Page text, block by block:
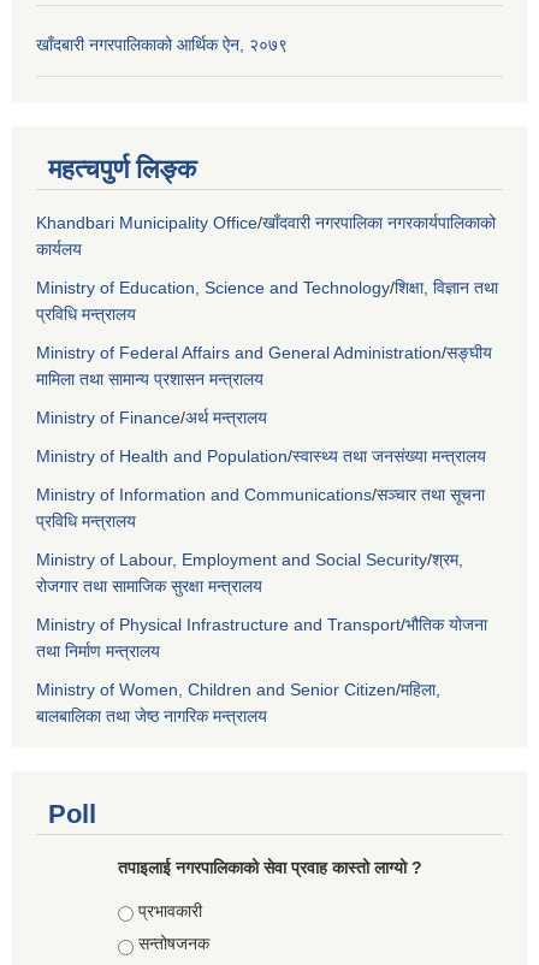
खाँदबारी नगरपालिकाको आर्थिक ऐन, २०७९
महत्चपुर्ण लिङ्क
Khandbari Municipality Office/खाँदवारी नगरपालिका नगरकार्यपालिकाको
कार्यलय
Ministry of Education, Science and Technology/शिक्षा, विज्ञान तथा
प्रविधि मन्त्रालय
Ministry of Federal Affairs and General Administration/सङ्घीय
मामिला तथा सामान्य प्रशासन मन्त्रालय
Ministry of Finance/अर्थ मन्त्रालय
Ministry of Health and Population/स्वास्थ्य तथा जनसंख्या मन्त्रालय
Ministry of Information and Communications/सञ्चार तथा सूचना
प्रविधि मन्त्रालय
Ministry of Labour, Employment and Social Security/श्रम,
रोजगार तथा सामाजिक सुरक्षा मन्त्रालय
Ministry of Physical Infrastructure and Transport/भौतिक योजना
तथा निर्माण मन्त्रालय
Ministry of Women, Children and Senior Citizen/महिला,
बालबालिका तथा जेष्ठ नागरिक मन्त्रालय
Poll
तपाइलाई नगरपालिकाको सेवा प्रवाह कास्तो लाग्यो ?
Choices
प्रभावकारी
सन्तोषजनक